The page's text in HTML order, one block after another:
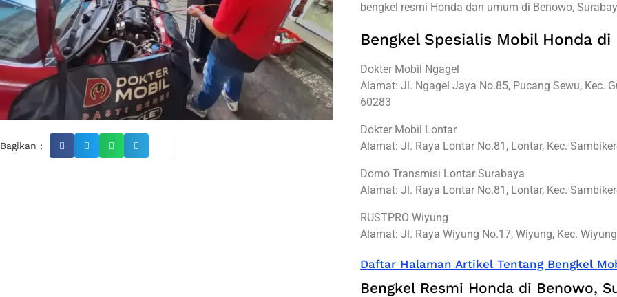
Bagikan :
bengkel resmi Honda dan umum di Benowo,
Bengkel Spesialis Mobil Honda
Dokter Mobil Ngagel
Alamat: Jl. Ngagel Jaya No.85, Pucang Sewu, Kec.
60283
Dokter Mobil Lontar
Alamat: Jl. Raya Lontar No.81, Lontar, Kec.
Domo Transmisi Lontar Surabaya
Alamat: Jl. Raya Lontar No.81, Lontar, Kec.
RUSTPRO Wiyung
Alamat: Jl. Raya Wiyung No.17, Wiyung, Kec.
Daftar Halaman Artikel Tentang Bengkel
Bengkel Resmi Honda di Benowo,